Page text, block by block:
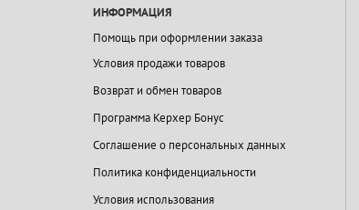
ИНФОРМАЦИЯ
Помощь при оформлении заказа
Условия продажи товаров
Возврат и обмен товаров
Программа Керхер Бонус
Соглашение о персональных данных
Политика конфиденциальности
Условия использования